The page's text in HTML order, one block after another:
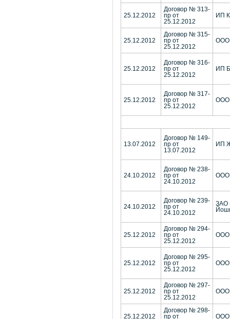
25.12.2012
Договор № 313-
пр от
25.12.2012
ИП
25.12.2012
Договор № 315-
пр от
25.12.2012
ООО
25.12.2012
Договор № 316-
пр от
25.12.2012
ИП
25.12.2012
Договор № 317-
пр от
25.12.2012
ООО
13.07.2012
Договор № 149-
пр от
13.07.2012
ИП
24.10.2012
Договор № 238-
пр от
24.10.2012
ООО
24.10.2012
Договор № 239-
пр от
24.10.2012
ЗАО
25.12.2012
Договор № 294-
пр от
25.12.2012
ООО
25.12.2012
Договор № 295-
пр от
25.12.2012
ООО
25.12.2012
Договор № 297-
пр от
25.12.2012
ООО
25.12.2012
Договор № 298-
пр от
ООО